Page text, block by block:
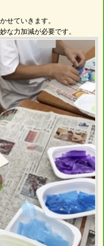
せていきます。
な力加減が必要です。